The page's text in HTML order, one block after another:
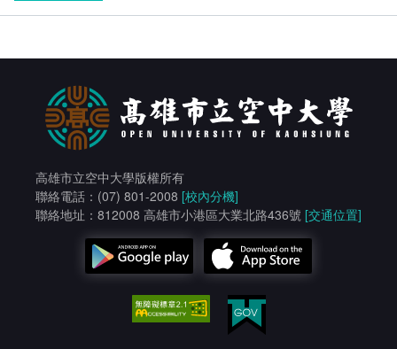
高雄市立空中大學版權所有
聯絡電話：(07) 801-2008 [校內分機]
聯絡地址：812008 高雄市小港區大業北路436號 [交通位置]